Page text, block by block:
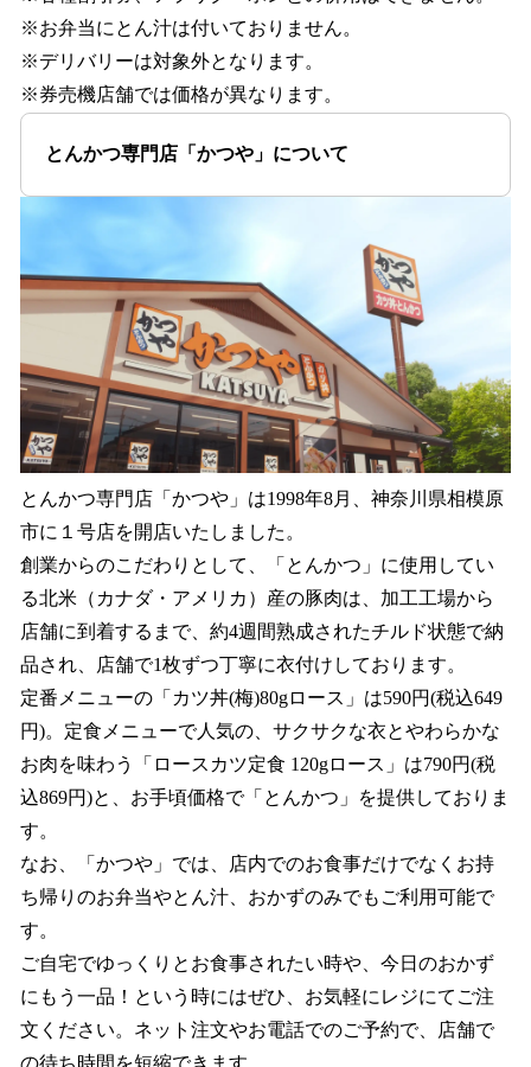
※お弁当にとん汁は付いておりません。
※デリバリーは対象外となります。
※券売機店舗では価格が異なります。
とんかつ専門店「かつや」について
とんかつ専⾨店「かつや」は1998年8⽉、神奈川県相模原
市に１号店を開店いたしました。
創業からのこだわりとして、「とんかつ」に使⽤してい
る北⽶（カナダ・アメリカ）産の豚⾁は、加⼯⼯場から
店舗に到着するまで、約4週間熟成されたチルド状態で納
品され、店舗で1枚ずつ丁寧に⾐付けしております。
定番メニューの「カツ丼(梅)80gロース」は590円(税込649
円)。定⾷メニューで⼈気の、サクサクな⾐とやわらかな
お⾁を味わう「ロースカツ定⾷ 120gロース」は790円(税
込869円)と、お⼿頃価格で「とんかつ」を提供しておりま
す。
なお、「かつや」では、店内でのお⾷事だけでなくお持
ち帰りのお弁当やとん汁、おかずのみでもご利⽤可能で
す。
ご⾃宅でゆっくりとお⾷事されたい時や、今⽇のおかず
にもう⼀品！という時にはぜひ、お気軽にレジにてご注
⽂ください。ネット注文やお電話でのご予約で、店舗で
の待ち時間を短縮できます。